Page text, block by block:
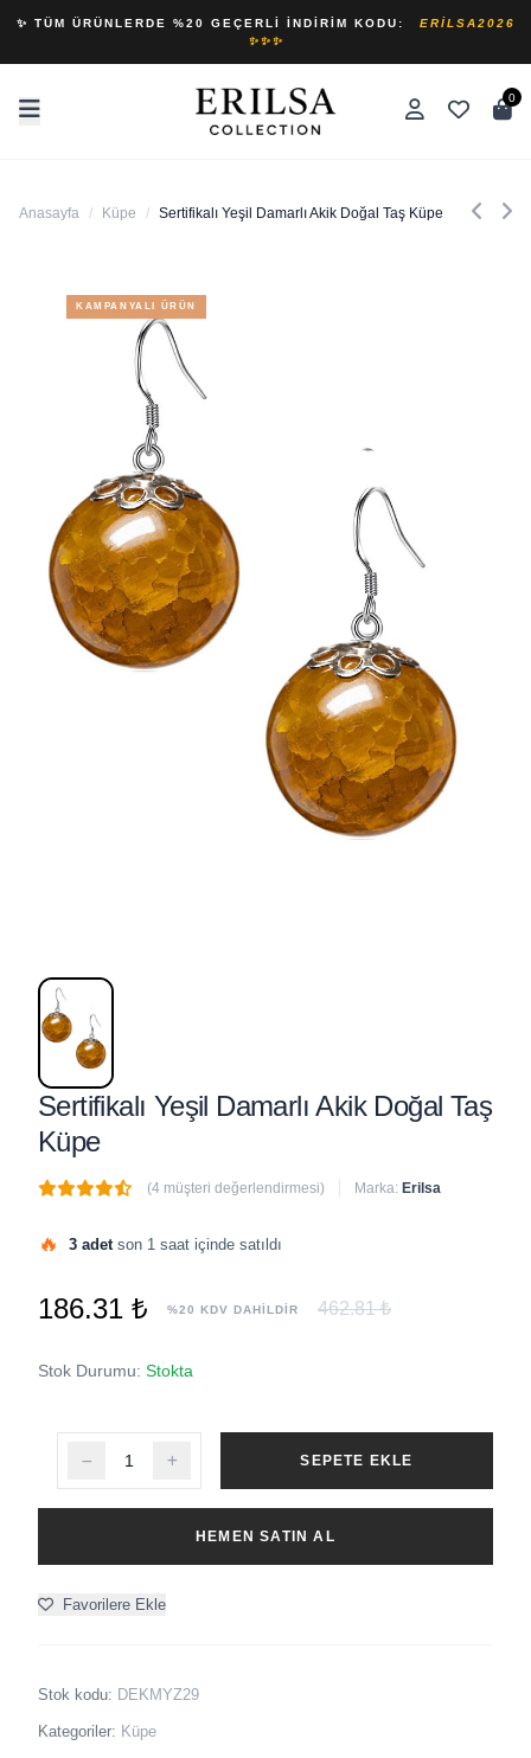
✨ TÜM ÜRÜNLERDE %20 GEÇERLI İNDIRIM KODU:
ERILSA2026
✨✨✨
0
Anasayfa / Küpe / Sertifikalı Yeşil Damarlı Akik Doğal Taş Küpe
KAMPANYALI ÜRÜN
Sertifikalı Yeşil Damarlı Akik Doğal Taş
Küpe
(4 müşteri değerlendirmesi) Marka: Erilsa
🔥 3 adet son 1 saat içinde satıldı
186.31 ₺ %20 KDV DAHİLDİR 462.81 ₺
Stok Durumu: Stokta
SEPETE EKLE
HEMEN SATIN AL
Favorilere Ekle
Stok kodu: DEKMYZ29
Kategoriler: Küpe